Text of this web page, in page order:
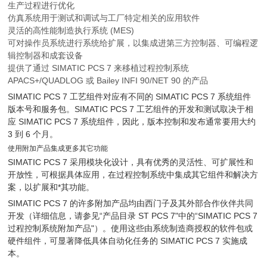
生产过程进行优化
仿真系统用于测试和调试与工厂特定相关的应用软件
灵活的高性能制造执行系统 (MES)
可对操作员系统进行系统给扩展，以集成进第三方控制器、可编程逻
辑控制器和成套设备
提供了通过 SIMATIC PCS 7 来移植过程控制系统
APACS+/QUADLOG 或 Bailey INFI 90/NET 90 的产品
SIMATIC PCS 7 工艺组件对应有不同的 SIMATIC PCS 7 系统组件
版本号和服务包。SIMATIC PCS 7 工艺组件的开发和测试取决于相
应 SIMATIC PCS 7 系统组件，因此，版本控制和发布通常要用大约
3 到 6 个月。
使用附加产品集成更多其它功能
SIMATIC PCS 7 采用模块化设计，具有优秀的灵活性、可扩展性和
开放性，可根据具体应用，在过程控制系统中集成其它组件和解决方
案，以扩展和*其功能。
SIMATIC PCS 7 的许多附加产品均由西门子及其外部合作伙伴共同
开发（详细信息，请参见“产品目录 ST PCS 7"中的“SIMATIC PCS 7
过程控制系统附加产品"）。使用这些由系统制造商授权的软件包或
硬件组件，可显著降低具体自动化任务的 SIMATIC PCS 7 实施成
本。